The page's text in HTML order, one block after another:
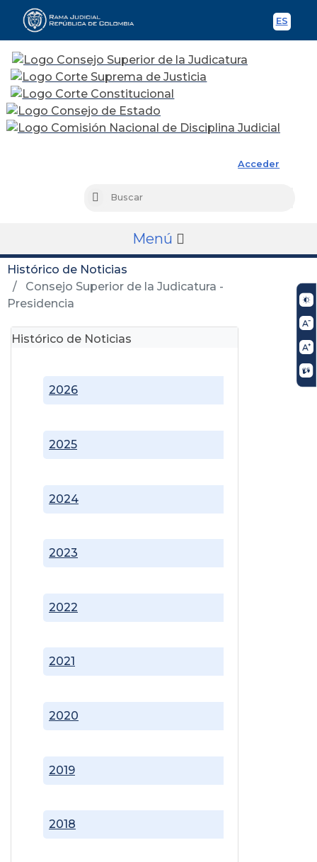
ES
Acceder
Buscar
Menú
Histórico de Noticias
Consejo Superior de la Judicatura -
Presidencia
Histórico de Noticias
2018
2019
2020
2021
2022
2023
2024
2025
2026